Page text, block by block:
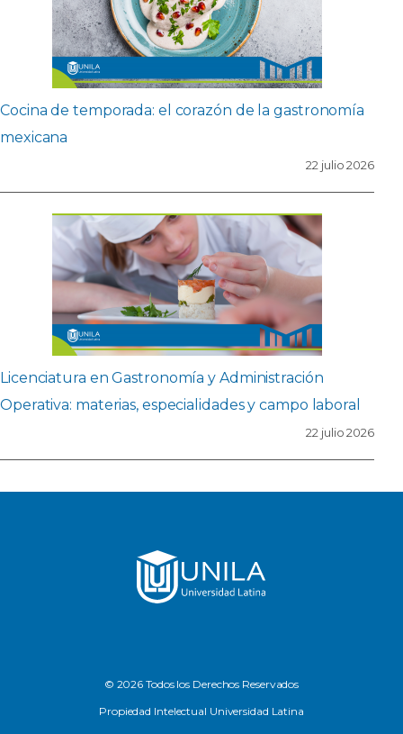
Cocina de temporada: el corazón de la gastronomía
mexicana
22 julio 2026
Licenciatura en Gastronomía y Administración
Operativa: materias, especialidades y campo laboral
22 julio 2026
© 2026 Todos los Derechos Reservados
Propiedad Intelectual Universidad Latina